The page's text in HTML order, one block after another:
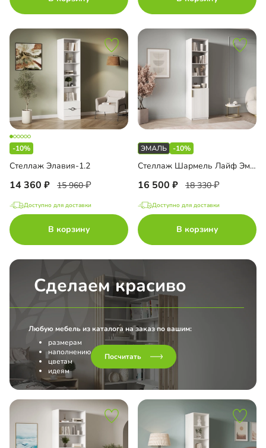
-10%
Стеллаж Элавия-1.2
14 360 15 960
Доступно для доставки
В корзину
-10%
Стеллаж Шармель Лайф Эмаль
16 500 18 330
Доступно для доставки
В корзину
Сделаем красиво
Любую мебель из каталога на заказ по вашим:
размерам
наполнению
цветам
идеям
Посчитать